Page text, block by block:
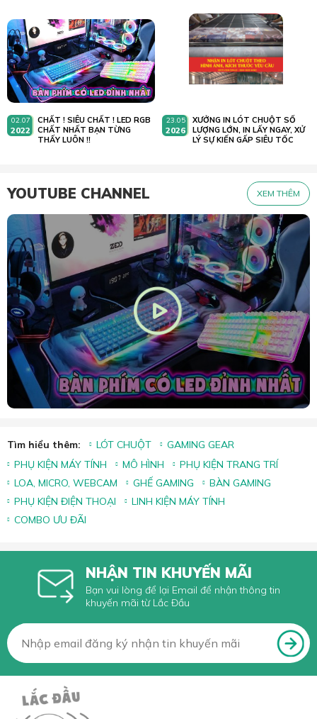
02.07
2022
CHẤT ! SIÊU CHẤT ! LED RGB
CHẤT NHẤT BẠN TỪNG
THẤY LUÔN !!
23.05
2026
XƯỞNG IN LÓT CHUỘT SỐ
LƯỢNG LỚN, IN LẤY NGAY, XỬ
LÝ SỰ KIẾN GẤP SIÊU TỐC
YOUTUBE CHANNEL XEM THÊM
Tìm hiểu thêm: LÓT CHUỘT
GAMING GEAR
PHỤ KIỆN MÁY TÍNH
MÔ HÌNH
PHỤ KIỆN TRANG TRÍ
LOA, MICRO, WEBCAM
GHẾ GAMING
BÀN GAMING
PHỤ KIỆN ĐIỆN THOẠI
LINH KIỆN MÁY TÍNH
COMBO ƯU ĐÃI
NHẬN TIN KHUYẾN MÃI
Bạn vui lòng để lại Email để nhận thông tin
khuyến mãi từ Lắc Đầu